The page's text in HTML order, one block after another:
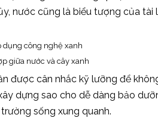
nước cũng là biểu tượng của tài
giữa nước và cây xanh
được cân nhắc kỹ lưỡng để
dựng sao cho dễ dàng bảo
sống xung quanh.